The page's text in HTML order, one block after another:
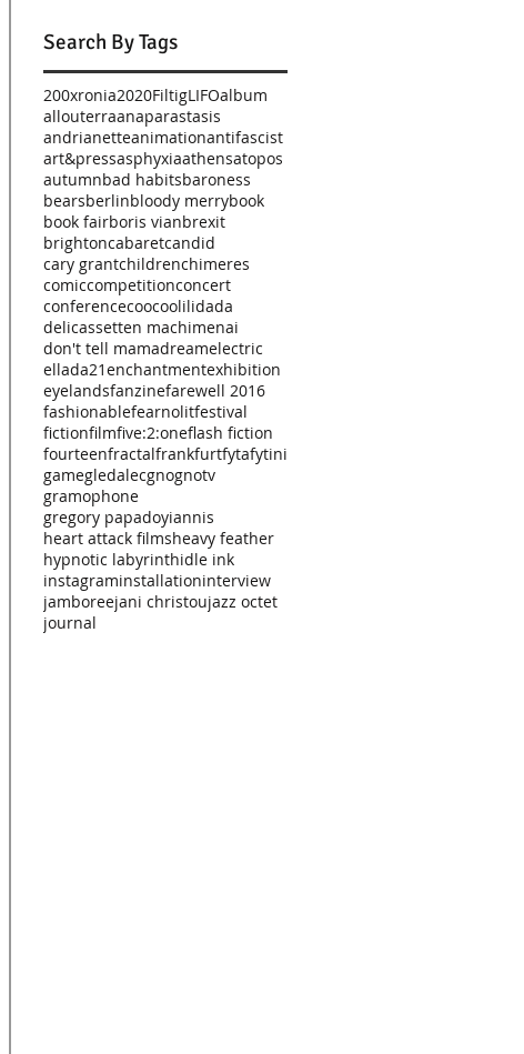
Search By Tags
200xronia2020FiltigLIFOalbum
allouterraanaparastasis
andrianetteanimationantifascist
art&pressasphyxiaathensatopos
autumnbad habitsbaroness
bearsberlinbloody merrybook
book fairboris vianbrexit
brightoncabaretcandid
cary grantchildrenchimeres
comiccompetitionconcert
conferencecoocoolilidada
delicassetten machimenai
don't tell mamadreamelectric
ellada21enchantmentexhibition
eyelandsfanzinefarewell 2016
fashionablefearnolitfestival
fictionfilmfive:2:oneflash fiction
fourteenfractalfrankfurtfytafytini
gamegledalecgnognotv
gramophone
gregory papadoyiannis
heart attack filmsheavy feather
hypnotic labyrinthidle ink
instagraminstallationinterview
jamboreejani christoujazz octet
journal